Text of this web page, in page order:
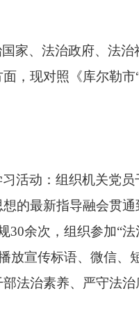
家、法治政府、法治
面 ， 现对照《库尔勒市
活动：组织机关党
的最新指导融会贯通
30余次，组织参加“法
放宣传标语、微信、
法治素养、严守法治